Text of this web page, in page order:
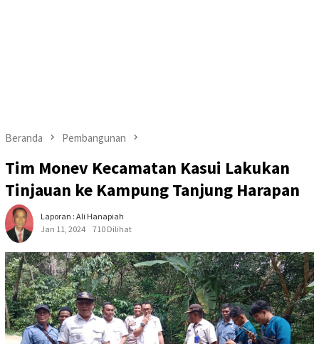
Beranda Pembangunan
Tim Monev Kecamatan Kasui Lakukan
Tinjauan ke Kampung Tanjung Harapan
Laporan : Ali Hanapiah
Jan 11, 2024
710 Dilihat